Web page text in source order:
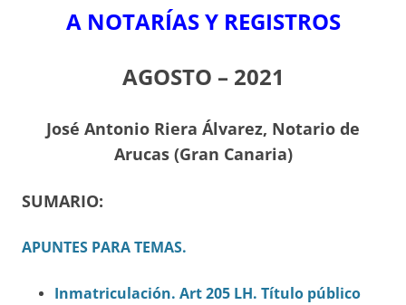
A NOTARÍAS Y REGISTROS
AGOSTO – 2021
José Antonio Riera Álvarez, Notario de
Arucas (Gran Canaria)
SUMARIO:
APUNTES PARA TEMAS.
Inmatriculación. Art 205 LH. Título público